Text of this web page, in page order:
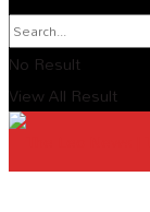
No Result
View All Result